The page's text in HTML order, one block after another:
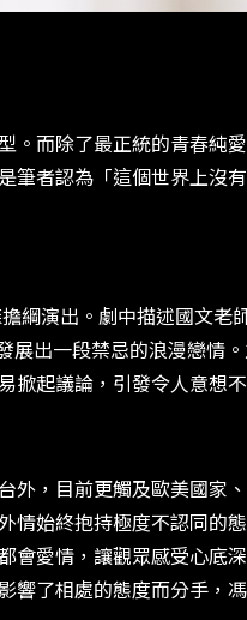
而除了最正統的青春純
者認為「這個世界上沒
綱演出。劇中描述國文老
出一段禁忌的浪漫戀情
起議論，引發令人意想
，目前更觸及歐美國家
始終抱持極度不認同的
愛情，讓觀眾感受心底
了相處的態度而分手，